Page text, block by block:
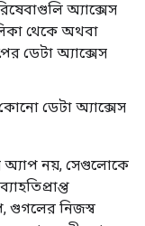
অ্যাক্সেস
থেকে অথবা
ডেটা অ্যাক্সেস
ডেটা অ্যাক্সেস
অ্যাপ নয়, সেগুলোকে
গুগলের নিজস্ব